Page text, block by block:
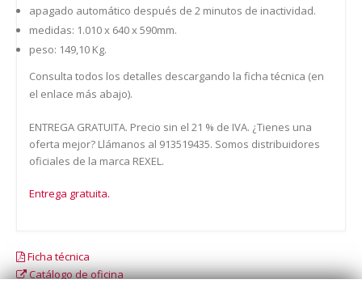
apagado automático después de 2 minutos de inactividad.
medidas: 1.010 x 640 x 590mm.
peso: 149,10 Kg.
Consulta todos los detalles descargando la ficha técnica (en
el enlace más abajo).
ENTREGA GRATUITA. Precio sin el 21 % de IVA. ¿Tienes una
oferta mejor? Llámanos al 913519435. Somos distribuidores
oficiales de la marca REXEL.
Entrega gratuita.
Ficha técnica
Catálogo de oficina